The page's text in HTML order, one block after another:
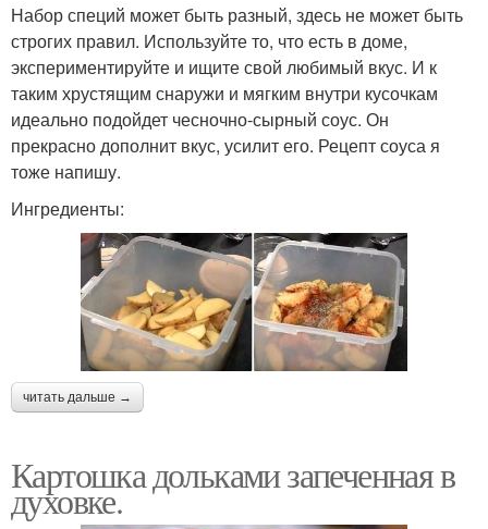
Набор специй может быть разный, здесь не может быть
строгих правил. Используйте то, что есть в доме,
экспериментируйте и ищите свой любимый вкус. И к
таким хрустящим снаружи и мягким внутри кусочкам
идеально подойдет чесночно-сырный соус. Он
прекрасно дополнит вкус, усилит его. Рецепт соуса я
тоже напишу.
Ингредиенты:
читать дальше →
Картошка дольками запеченная в
духовке.